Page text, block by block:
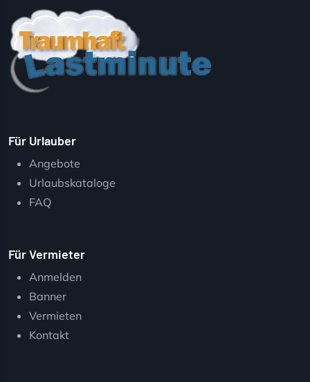
Für Urlauber
Angebote
Urlaubskataloge
FAQ
Für Vermieter
Anmelden
Banner
Vermieten
Kontakt